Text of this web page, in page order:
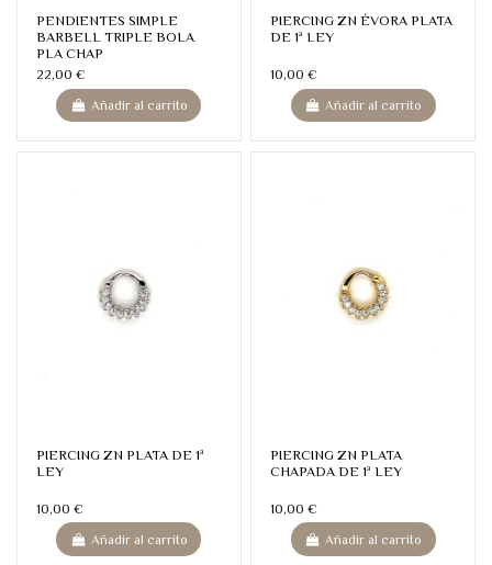
PENDIENTES SIMPLE
BARBELL TRIPLE BOLA
PLA CHAP
22,00 €
Añadir al carrito
PIERCING ZN ÉVORA PLATA
DE 1ª LEY
10,00 €
Añadir al carrito
PIERCING ZN PLATA DE 1ª
LEY
10,00 €
Añadir al carrito
PIERCING ZN PLATA
CHAPADA DE 1ª LEY
10,00 €
Añadir al carrito